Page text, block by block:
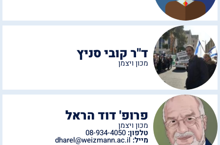
ד"ר קובי סניץ
מכון ויצמן
פרופ' דוד הראל
מכון ויצמן
טלפון: 08-934-4050
מייל:dharel@weizmann.ac.il